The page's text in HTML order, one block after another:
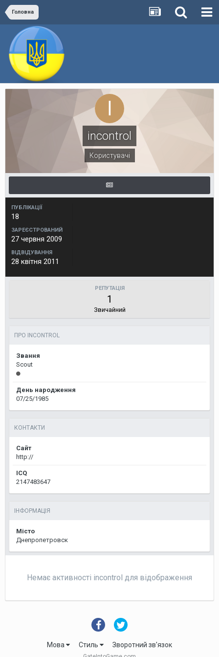
Головна
incontrol
Користувачі
ПУБЛІКАЦІЇ
18
ЗАРЕЄСТРОВАНИЙ
27 червня 2009
ВІДВІДУВАННЯ
28 квітня 2011
РЕПУТАЦІЯ
1
Звичайний
ПРО INCONTROL
Звання
Scout
День народження
07/25/1985
КОНТАКТИ
Сайт
http://
ICQ
2147483647
ІНФОРМАЦІЯ
Місто
Днепропетровск
Немає активності incontrol для відображення
Мова Стиль Зворотний зв'язок